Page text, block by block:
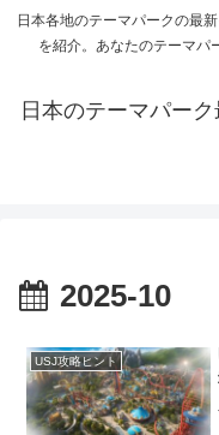
日本各地のテーマパークの最
を紹介。あなたのテーマパ
日本のテーマパー
2025-10
USJ攻略ヒント